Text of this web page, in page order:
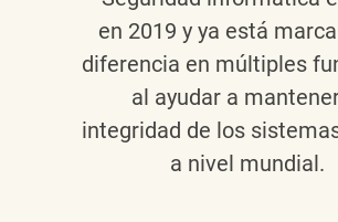
en 2019 y ya está
diferencia en múltiples
al ayudar a
integridad de los
a nivel mundial.